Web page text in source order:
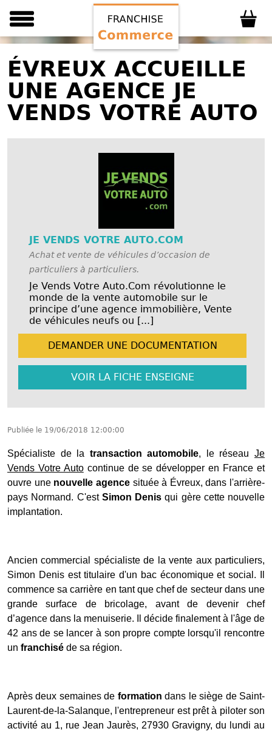
ÉVREUX ACCUEILLE
UNE AGENCE JE
VENDS VOTRE AUTO
JE VENDS VOTRE AUTO.COM
Achat et vente de véhicules d’occasion de
particuliers à particuliers.
Je Vends Votre Auto.Com révolutionne le
monde de la vente automobile sur le
principe d’une agence immobilière, Vente
de véhicules neufs ou [...]
DEMANDER UNE DOCUMENTATION
VOIR LA FICHE ENSEIGNE
Publiée le 19/06/2018 12:00:00
Spécialiste de la transaction automobile, le réseauJe
Vends Votre Autocontinue de se développer en France et
ouvre une nouvelle agencesituée à Évreux, dans l'arrière-
pays Normand. C'est Simon Denis qui gère cette nouvelle
implantation.
Ancien commercial spécialiste de la vente aux particuliers,
Simon Denis est titulaire d'un bac économique et social. Il
commence sa carrière en tant que chef de secteur dans une
grande surface de bricolage, avant de devenir chef
d’agence dans la menuiserie. Il décide finalement à l'âge de
42 ans de se lancer à son propre compte lorsqu'il rencontre
un franchisé de sa région.
Après deux semaines de formationdans le siège de Saint-
Laurent-de-la-Salanque, l'entrepreneur est prêt à piloter son
activité au 1, rue Jean Jaurès, 27930 Gravigny, du lundi au